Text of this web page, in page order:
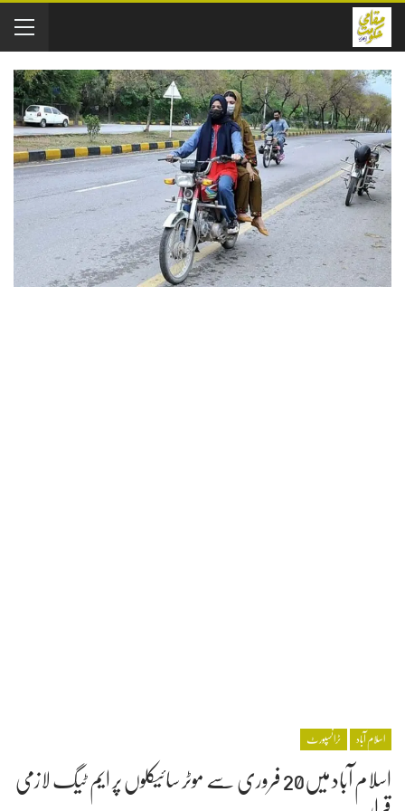
اسلام آباد ٹرانسپورٹ
اسلام آباد میں20 فروری سے موٹر سائیکلوں پر ایم ٹیگ لازمی